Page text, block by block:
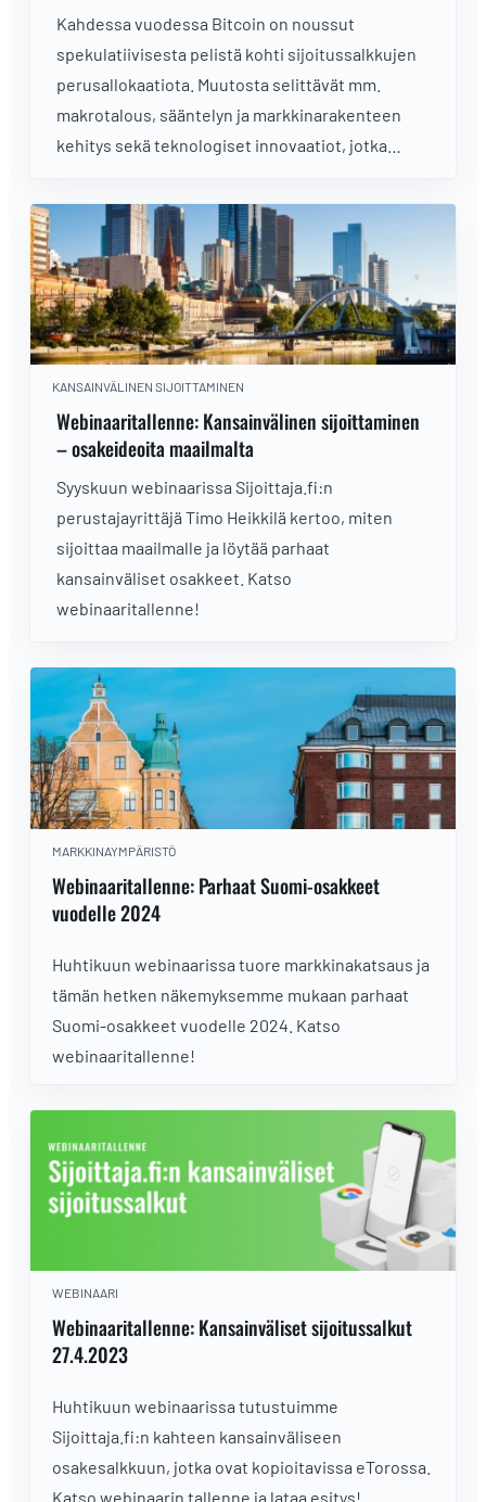
Kahdessa vuodessa Bitcoin on noussut
spekulatiivisesta pelistä kohti sijoitussalkkujen
perusallokaatiota. Muutosta selittävät mm.
makrotalous, sääntelyn ja markkinarakenteen
kehitys sekä teknologiset innovaatiot, jotka
yksityissijoittajia.
KANSAINVÄLINEN SIJOITTAMINEN
Webinaaritallenne: Kansainvälinen sijoittaminen
– osakeideoita maailmalta
Syyskuun webinaarissa Sijoittaja.fi:n
perustajayrittäjä Timo Heikkilä kertoo, miten
sijoittaa maailmalle ja löytää parhaat
kansainväliset osakkeet. Katso
webinaaritallenne!
MARKKINAYMPÄRISTÖ
Webinaaritallenne: Parhaat Suomi-osakkeet
vuodelle 2024
Huhtikuun webinaarissa tuore markkinakatsaus ja
tämän hetken näkemyksemme mukaan parhaat
Suomi-osakkeet vuodelle 2024. Katso
webinaaritallenne!
WEBINAARI
Webinaaritallenne: Kansainväliset sijoitussalkut
27.4.2023
Huhtikuun webinaarissa tutustuimme
Sijoittaja.fi:n kahteen kansainväliseen
osakesalkkuun, jotka ovat kopioitavissa eTorossa.
Katso webinaarin tallenne ja lataa esitys!